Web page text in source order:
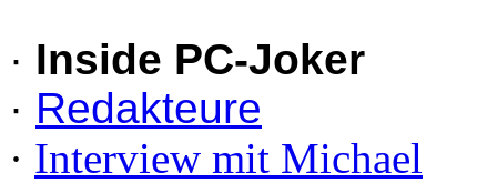
· Inside PC-Joker
· Redakteure
· Interview mit Michael